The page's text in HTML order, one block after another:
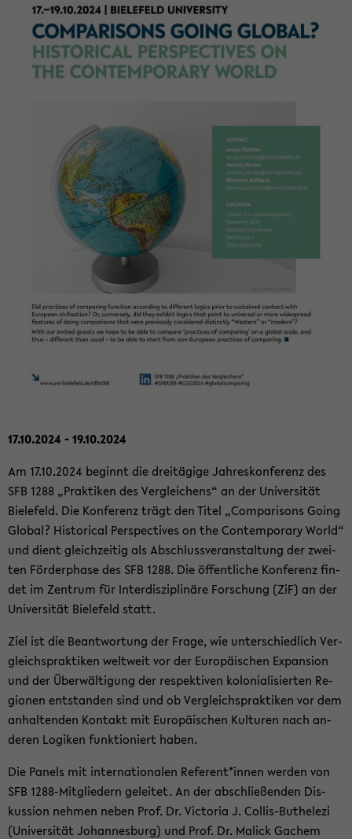
17.10.2024 - 19.10.2024
Am 17.10.2024 be­ginnt die drei­tä­gi­ge Jah­res­kon­fe­renz des
SFB 1288 „Prak­ti­ken des Ver­glei­chens“ an der Uni­ver­si­tät
Bie­le­feld. Die Kon­fe­renz trägt den Titel „Com­pa­ri­sons Going
Glo­bal? His­to­ri­cal Per­spec­ti­ves on the Con­tem­pora­ry World“
und dient gleich­zei­tig als Ab­schluss­ver­an­stal­tung der zwei­
ten För­der­pha­se des SFB 1288. Die öf­fent­li­che Kon­fe­renz fin­
det im Zen­trum für In­ter­dis­zi­pli­nä­re For­schung (ZiF) an der
Uni­ver­si­tät Bie­le­feld statt.
Ziel ist die Be­ant­wor­tung der Frage, wie un­ter­schied­lich Ver­
gleichs­prak­ti­ken welt­weit vor der Eu­ro­päi­schen Ex­pan­si­on
und der Über­wäl­ti­gung der re­spek­ti­ven ko­lo­nia­li­sier­ten Re­
gio­nen ent­stan­den sind und ob Ver­gleichs­prak­ti­ken vor dem
an­hal­ten­den Kon­takt mit Eu­ro­päi­schen Kul­tu­ren nach an­
de­ren Lo­gi­ken funk­tio­niert haben.
Die Pa­nels mit in­ter­na­tio­na­len Re­fe­rent*innen wer­den von
SFB 1288-​Mitgliedern ge­lei­tet. An der ab­schlie­ßen­den Dis­
kus­si­on neh­men neben Prof. Dr. Vic­to­ria J. Collis-​Buthelezi
(Uni­ver­si­tät Jo­han­nes­burg) und Prof. Dr. Malick Ga­chem